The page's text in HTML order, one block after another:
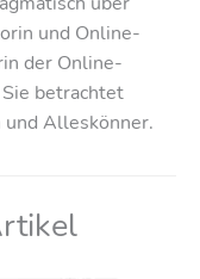
und Online-
der Online-
betrachtet
Alleskönner.